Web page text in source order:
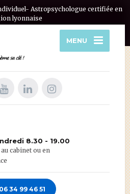
Astropsychologue certifiée en
lyonnaise
MENU
8.30 - 19.00
cabinet ou en
06 34 99 46 51